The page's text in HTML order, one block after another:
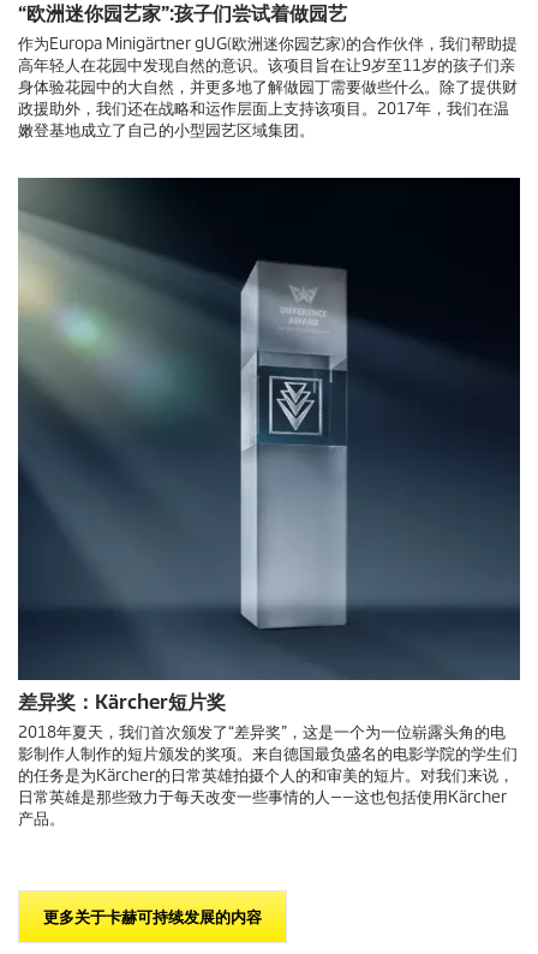
“欧洲迷你园艺家”:孩子们尝试着做园艺
作为Europa Minigärtner gUG(欧洲迷你园艺家)的合作伙伴，我们帮助提
高年轻人在花园中发现自然的意识。该项目旨在让9岁至11岁的孩子们亲
身体验花园中的大自然，并更多地了解做园丁需要做些什么。除了提供财
政援助外，我们还在战略和运作层面上支持该项目。2017年，我们在温
嫩登基地成立了自己的小型园艺区域集团。
差异奖：Kärcher短片奖
2018年夏天，我们首次颁发了“差异奖”，这是一个为一位崭露头角的电
影制作人制作的短片颁发的奖项。来自德国最负盛名的电影学院的学生们
的任务是为Kärcher的日常英雄拍摄个人的和审美的短片。对我们来说，
日常英雄是那些致力于每天改变一些事情的人——这也包括使用Kärcher
产品。
更多关于卡赫可持续发展的内容